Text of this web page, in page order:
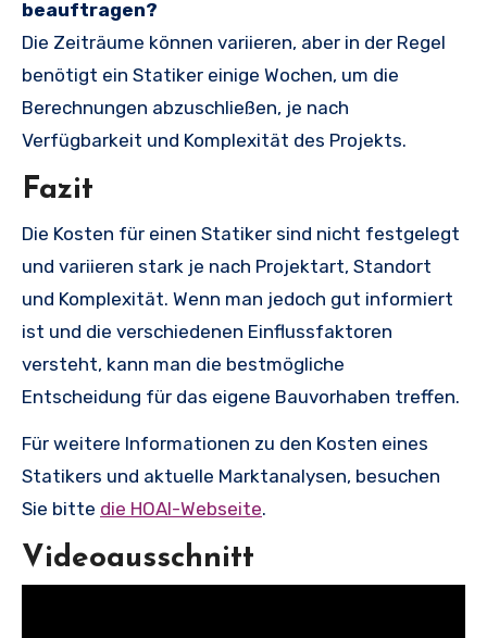
beauftragen?
Die Zeiträume können variieren, aber in der Regel
benötigt ein Statiker einige Wochen, um die
Berechnungen abzuschließen, je nach
Verfügbarkeit und Komplexität des Projekts.
Fazit
Die Kosten für einen Statiker sind nicht festgelegt
und variieren stark je nach Projektart, Standort
und Komplexität. Wenn man jedoch gut informiert
ist und die verschiedenen Einflussfaktoren
versteht, kann man die bestmögliche
Entscheidung für das eigene Bauvorhaben treffen.
Für weitere Informationen zu den Kosten eines
Statikers und aktuelle Marktanalysen, besuchen
Sie bitte die HOAI-Webseite.
Videoausschnitt